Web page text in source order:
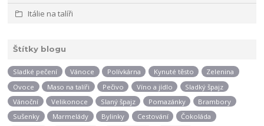
Itálie na talíři
Štítky blogu
Sladké pečení Vánoce Polívkárna Kynuté těsto
Zelenina
Ovoce
Maso na talíři Pečivo Víno a jídlo
Sladký špajz
Vánoční
Velikonoce Slaný špajz Pomazánky
Brambory
Sušenky
Marmelády Bylinky Cestování
Čokoláda